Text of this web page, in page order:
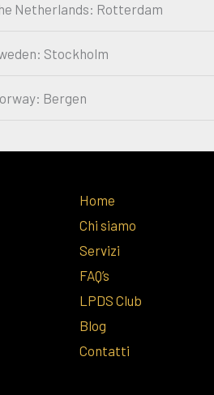
Netherlands: Rotterdam
Stockholm
Bergen
Home
Chi siamo
Servizi
FAQ’s
LPDS Club
Blog
Contatti